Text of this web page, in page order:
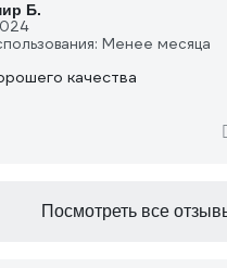
Б.
Менее месяца
качества
Посмотреть все